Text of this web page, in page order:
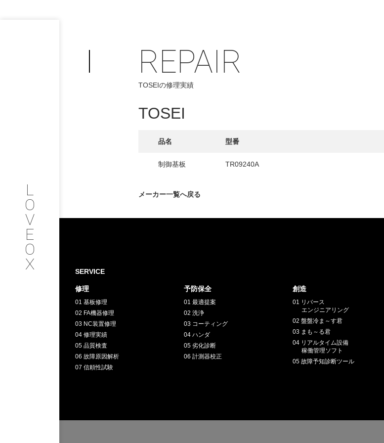
L
O
V
E
O
X
PHILOSOPHY
フィロソフィー
COMPANY
PROFILE
SERVICE
INTERVIEW
お客様インタビュー
RECRUIT
採用情報
CHALLENGE
お問い合わせ
REPAIR
TOSEIの修理実績
TOSEI
品名 型番
制御基板 TR09240A
メーカー一覧へ戻る
SERVICE
修理
01 基板修理
02 FA機器修理
03 NC装置修理
04 修理実績
05 品質検査
06 故障原因解析
07 信頼性試験
予防保全
01 最適提案
02 洗浄
03 コーティング
04 ハンダ
05 劣化診断
06 計測器校正
創造
01 リバース
エンジニアリング
02 盤盤冷ま～す君
03 まも～る君
04 リアルタイム設備
稼働管理ソフト
05 故障予知診断ツール